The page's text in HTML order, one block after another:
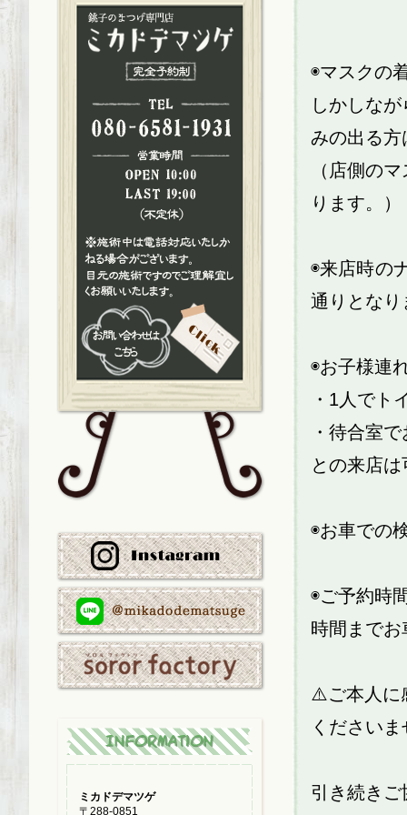
◉マスクの
しかしな
みの出る方
（店側の
ります。）
◉来店時の
通りとなり
◉お子様連
・1人でト
・待合室
との来店
◉お車での
◉ご予約時
時間まで
⚠️ご本人に
くださいま
引き続き
ミカドデマツゲ
〒288-0851